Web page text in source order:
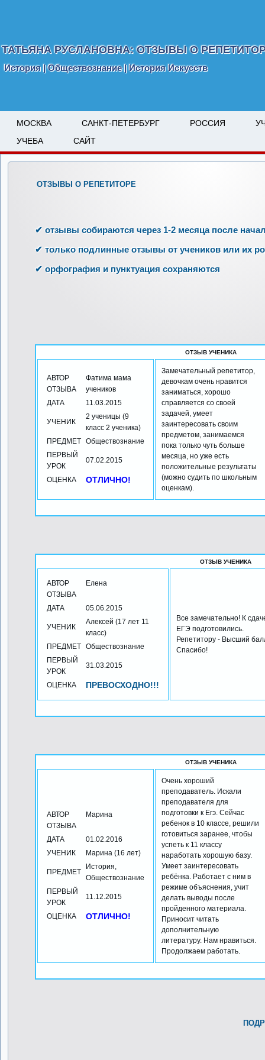
ТАТЬЯНА РУСЛАНОВНА: ОТЗЫВЫ О
История | Обществознание | История Искусств
МОСКВА САНКТ-ПЕТЕРБУРГ РОССИЯ
УЧЕБА
САЙТ
ОТЗЫВЫ О РЕПЕТИТОРЕ
✔ отзывы собираются через 1-2 месяца после
✔ только подлинные отзывы от учеников или их
✔ орфография и пунктуация сохраняются
ОТЗЫВ УЧЕНИКА
АВТОР
ОТЗЫВА
Фатима мама
учеников
ДАТА
11.03.2015
УЧЕНИК
2 ученицы (9
класс 2 ученика)
ПРЕДМЕТ Обществознание
ПЕРВЫЙ
УРОК
07.02.2015
ОЦЕНКА ОТЛИЧНО!
Замечательный репетитор,
девочкам очень нравится
заниматься, хорошо
справляется со своей
задачей, умеет
заинтересовать своим
предметом, занимаемся
пока только чуть больше
месяца, но уже есть
положительные результаты
(можно судить по школьным
оценкам).
ОТЗЫВ УЧЕНИКА
АВТОР
ОТЗЫВА
Елена
ДАТА 05.06.2015
УЧЕНИК
Алексей (17 лет 11
класс)
ПРЕДМЕТ Обществознание
ПЕРВЫЙ
УРОК
31.03.2015
ОЦЕНКА ПРЕВОСХОДНО!!!
Все замечательно! К
ЕГЭ подготовились.
Репетитору - Высший
Спасибо!
ОТЗЫВ УЧЕНИКА
АВТОР
ОТЗЫВА
Марина
ДАТА
01.02.2016
УЧЕНИК
Марина (16 лет)
ПРЕДМЕТ
История,
Обществознание
ПЕРВЫЙ
УРОК
11.12.2015
ОЦЕНКА ОТЛИЧНО!
Очень хороший
преподаватель. Искали
преподавателя для
подготовки к Егэ. Сейчас
ребенок в 10 классе, решили
готовиться заранее, чтобы
успеть к 11 классу
наработать хорошую базу.
Умеет заинтересовать
ребёнка. Работает с ним в
режиме объяснения, учит
делать выводы после
пройденного материала.
Приносит читать
дополнительную
литературу. Нам нравиться.
Продолжаем работать.